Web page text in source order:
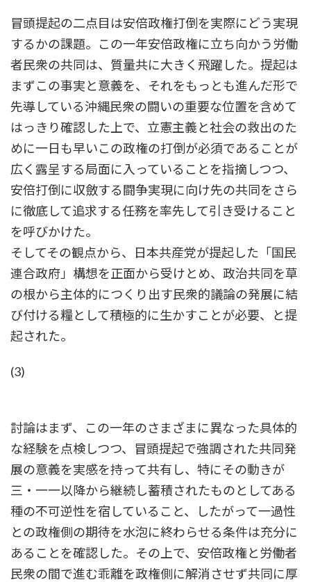
冒頭提起の二点目は安倍政権打倒を実際にどう実現
するかの課題。この一年安倍政権に立ち向かう労働
者民衆の共同は、質量共に大きく飛躍した。提起は
まずこの事実と意義を、それをもっとも進んだ形で
先導している沖縄民衆の闘いの重要な位置を含めて
はっきり確認した上で、立憲主義と社会の救出のた
めに一日も早いこの政権の打倒が必須であることが
広く露呈する局面に入っていることを指摘しつつ、
安倍打倒に収斂する闘争実現に向け先の共同をさら
に徹底して追求する任務を率先して引き受けること
を呼びかけた。
そしてその観点から、日本共産党が提起した「国民
連合政府」構想を正面から受けとめ、政治共同を草
の根から主体的につくり出す民衆的議論の発展に結
び付ける糧として積極的に生かすことが必要、と提
起された。
(3)
討論はまず、この一年のさまざまに異なった具体的
な経験を点検しつつ、冒頭提起で強調された共同発
展の意義を実感を持って共有し、特にその動きが
三・一一以降から継続し蓄積されたものとしてある
種の不可逆性を宿していること、したがって一過性
との政権側の期待を水泡に終わらせる条件は充分に
あることを確認した。その上で、安倍政権と労働者
民衆の間で進む乖離を政権側に解消させず共同に厚